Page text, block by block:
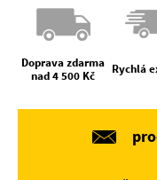
Doprava zdarma
nad 4 500 Kč
Rychlá